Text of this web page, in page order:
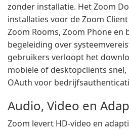
zonder installatie. Het Zoom
installaties voor de Zoom
Zoom Rooms, Zoom Phone en
begeleiding over
gebruikers verloopt het
mobiele of desktopclients snel,
OAuth voor
Audio, Video en
Zoom levert HD-video en